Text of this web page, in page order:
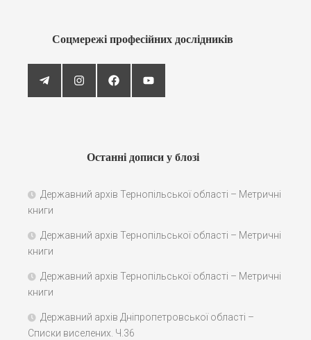
Соцмережі професійних дослідників
Останні дописи у блозі
Державний архів Тернопільської області – Метричні
книги
Державний архів Тернопільської області – Метричні
книги
Державний архів Тернопільської області – Метричні
книги
Державний архів Дніпропетровської області –
Списки виселених. Ч.36